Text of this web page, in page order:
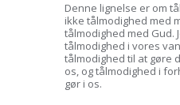
Denne lignelse er om
ikke tålmodighed med
tålmodighed med Gud.
tålmodighed i vores
tålmodighed til at gøre
os, og tålmodighed i
gør i os.